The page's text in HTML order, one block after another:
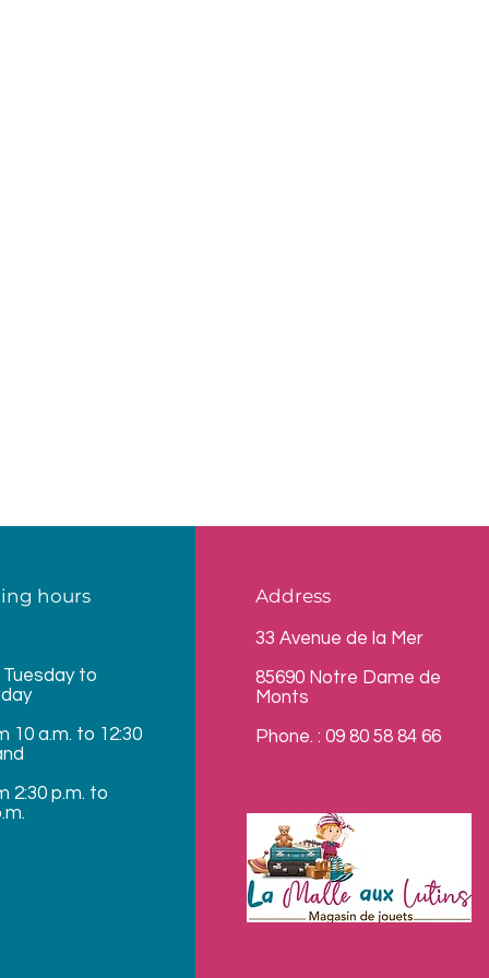
hours
Tuesday to
10 a.m. to 12:30
2:30 p.m. to
Address
33 Avenue de la Mer
85690 Notre Dame de
Monts
Phone. : 09 80 58 84 66